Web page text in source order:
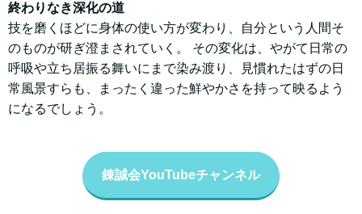
終わりなき深化の道
​技を磨くほどに身体の使い方が変わり、自分という人間そ
のものが研ぎ澄まされていく。 その変化は、やがて日常の
呼吸や立ち居振る舞いにまで染み渡り、見慣れたはずの日
常風景すらも、まったく違った鮮やかさを持って映るよう
になるでしょう。
錬誠会YouTubeチャンネル